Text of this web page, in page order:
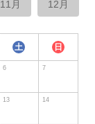
11月 12月
土 日
6 7
13 14